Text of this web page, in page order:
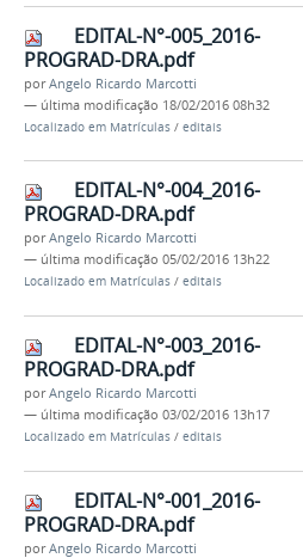
EDITAL-N°-005_2016-
PROGRAD-DRA.pdf
porAngelo Ricardo Marcotti
— última modificação 18/02/2016 08h32
Localizado em Matrículas / editais
EDITAL-N°-004_2016-
PROGRAD-DRA.pdf
porAngelo Ricardo Marcotti
— última modificação 05/02/2016 13h22
Localizado em Matrículas / editais
EDITAL-N°-003_2016-
PROGRAD-DRA.pdf
porAngelo Ricardo Marcotti
— última modificação 03/02/2016 13h17
Localizado em Matrículas / editais
EDITAL-N°-001_2016-
PROGRAD-DRA.pdf
porAngelo Ricardo Marcotti